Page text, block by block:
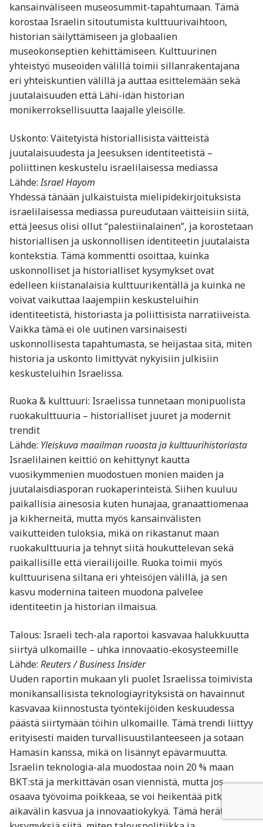
kansainväliseen museosummit-tapahtumaan. Tämä
korostaa Israelin sitoutumista kulttuurivaihtoon,
historian säilyttämiseen ja globaalien
museokonseptien kehittämiseen. Kulttuurinen
yhteistyö museoiden välillä toimii sillanrakentajana
eri yhteiskuntien välillä ja auttaa esittelemään sekä
juutalaisuuden että Lähi-idän historian
monikerroksellisuutta laajalle yleisölle.
Uskonto: Väitetyistä historiallisista väitteistä
juutalaisuudesta ja Jeesuksen identiteetistä –
poliittinen keskustelu israelilaisessa mediassa
Lähde:Israel Hayom
Yhdessä tänään julkaistuista mielipidekirjoituksista
israelilaisessa mediassa pureudutaan väitteisiin siitä,
että Jeesus olisi ollut “palestiinalainen”, ja korostetaan
historiallisen ja uskonnollisen identiteetin juutalaista
kontekstia. Tämä kommentti osoittaa, kuinka
uskonnolliset ja historialliset kysymykset ovat
edelleen kiistanalaisia kulttuurikentällä ja kuinka ne
voivat vaikuttaa laajempiin keskusteluihin
identiteetistä, historiasta ja poliittisista narratiiveista.
Vaikka tämä ei ole uutinen varsinaisesti
uskonnollisesta tapahtumasta, se heijastaa sitä, miten
historia ja uskonto limittyvät nykyisiin julkisiin
keskusteluihin Israelissa.
Ruoka & kulttuuri: Israelissa tunnetaan monipuolista
ruokakulttuuria – historialliset juuret ja modernit
trendit
Lähde: Yleiskuva maailman ruoasta ja kulttuurihistoriasta
Israelilainen keittiö on kehittynyt kautta
vuosikymmenien muodostuen monien maiden ja
juutalaisdiasporan ruokaperinteistä. Siihen kuuluu
paikallisia ainesosia kuten hunajaa, granaattiomenaa
ja kikherneitä, mutta myös kansainvälisten
vaikutteiden tuloksia, mikä on rikastanut maan
ruokakulttuuria ja tehnyt siitä houkuttelevan sekä
paikallisille että vierailijoille. Ruoka toimii myös
kulttuurisena siltana eri yhteisöjen välillä, ja sen
kasvu modernina taiteen muodona palvelee
identiteetin ja historian ilmaisua.
Talous: Israeli tech-ala raportoi kasvavaa halukkuutta
siirtyä ulkomaille – uhka innovaatio-ekosysteemille
Lähde: Reuters / Business Insider
Uuden raportin mukaan yli puolet Israelissa toimivista
monikansallisista teknologiayrityksistä on havainnut
kasvavaa kiinnostusta työntekijöiden keskuudessa
päästä siirtymään töihin ulkomaille. Tämä trendi liittyy
erityisesti maiden turvallisuustilanteeseen ja sotaan
Hamasin kanssa, mikä on lisännyt epävarmuutta.
Israelin teknologia-ala muodostaa noin 20 % maan
BKT:stä ja merkittävän osan viennistä, mutta jos
osaava työvoima poikkeaa, se voi heikentää pitkän
aikavälin kasvua ja innovaatiokykyä. Tämä herättää